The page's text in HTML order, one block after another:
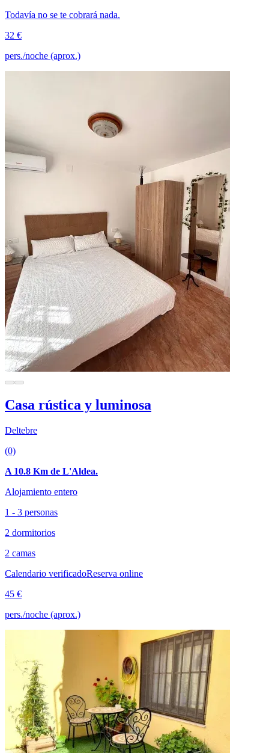
Todavía no se te cobrará nada.
32 €
pers./noche (aprox.)
Casa rústica y luminosa
Deltebre
(0)
A 10.8 Km de L'Aldea.
Alojamiento entero
1 - 3 personas
2 dormitorios
2 camas
Calendario verificadoReserva online
45 €
pers./noche (aprox.)